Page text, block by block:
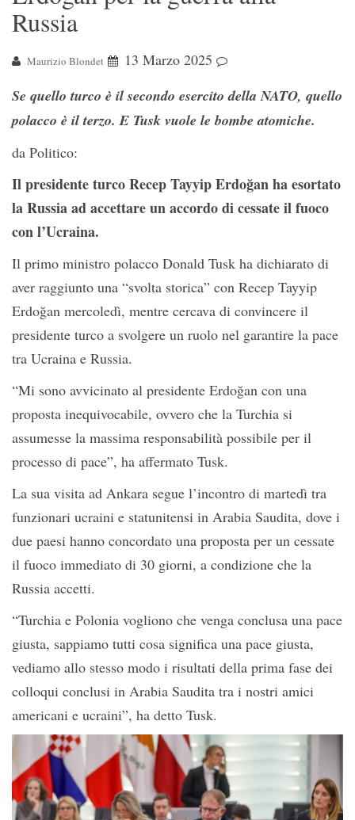
Russia
Maurizio Blondet 13 Marzo 2025
Se quello turco è il secondo esercito della NATO, quello
polacco è il terzo. E Tusk vuole le bombe atomiche.
da Politico:
Il presidente turco Recep Tayyip Erdoğan ha esortato
la Russia ad accettare un accordo di cessate il fuoco
con l’Ucraina.
Il primo ministro polacco Donald Tusk ha dichiarato di
aver raggiunto una “svolta storica” ​​con Recep Tayyip
Erdoğan mercoledì, mentre cercava di convincere il
presidente turco a svolgere un ruolo nel garantire la pace
tra Ucraina e Russia.
“Mi sono avvicinato al presidente Erdoğan con una
proposta inequivocabile, ovvero che la Turchia si
assumesse la massima responsabilità possibile per il
processo di pace”, ha affermato Tusk.
La sua visita ad Ankara segue l’incontro di martedì tra
funzionari ucraini e statunitensi in Arabia Saudita, dove i
due paesi hanno concordato una proposta per un cessate
il fuoco immediato di 30 giorni, a condizione che la
Russia accetti.
“Turchia e Polonia vogliono che venga conclusa una pace
giusta, sappiamo tutti cosa significa una pace giusta,
vediamo allo stesso modo i risultati della prima fase dei
colloqui conclusi in Arabia Saudita tra i nostri amici
americani e ucraini”, ha detto Tusk.